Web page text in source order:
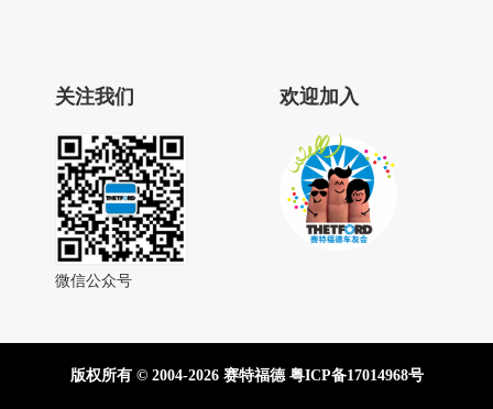
关注我们
微信公众号
欢迎加入
版权所有 © 2004-2026 赛特福德 粤ICP备17014968号